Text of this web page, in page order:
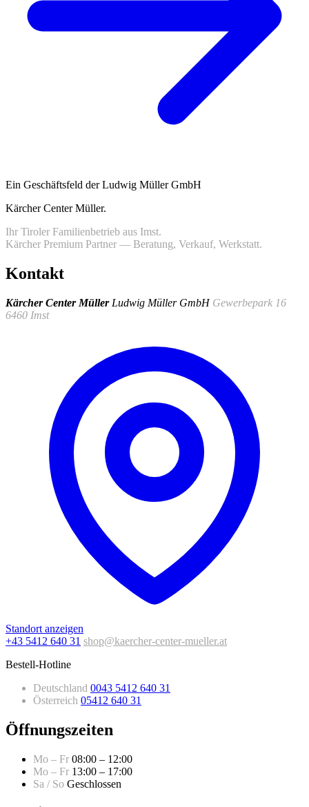
Ein Geschäftsfeld der Ludwig Müller GmbH
Kärcher Center Müller.
Ihr Tiroler Familienbetrieb aus Imst.
Kärcher Premium Partner — Beratung, Verkauf, Werkstatt.
Kontakt
Kärcher Center Müller Ludwig Müller GmbH Gewerbepark 16
6460 Imst
Standort anzeigen
+43 5412 640 31 shop@kaercher-center-mueller.at
Bestell-Hotline
Deutschland 0043 5412 640 31
Österreich 05412 640 31
Öffnungszeiten
Mo – Fr 08:00 – 12:00
Mo – Fr 13:00 – 17:00
Sa / So Geschlossen